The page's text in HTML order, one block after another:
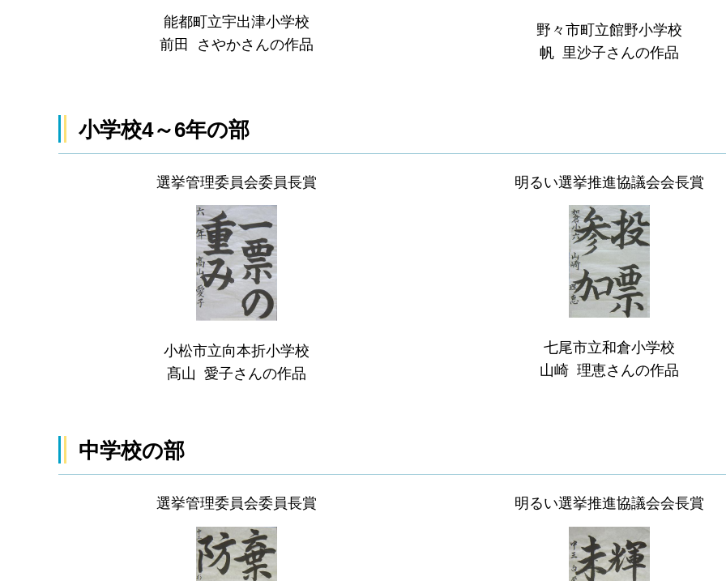
能都町立宇出津小学校
前田 さやかさんの作品
野々市町立館野小学校
帆 里沙子さんの作品
小学校4～6年の部
選挙管理委員会委員長賞
小松市立向本折小学校
髙山 愛子さんの作品
明るい選挙推進協議会会長賞
七尾市立和倉小学校
山崎 理恵さんの作品
中学校の部
選挙管理委員会委員長賞 明るい選挙推進協議会会長賞